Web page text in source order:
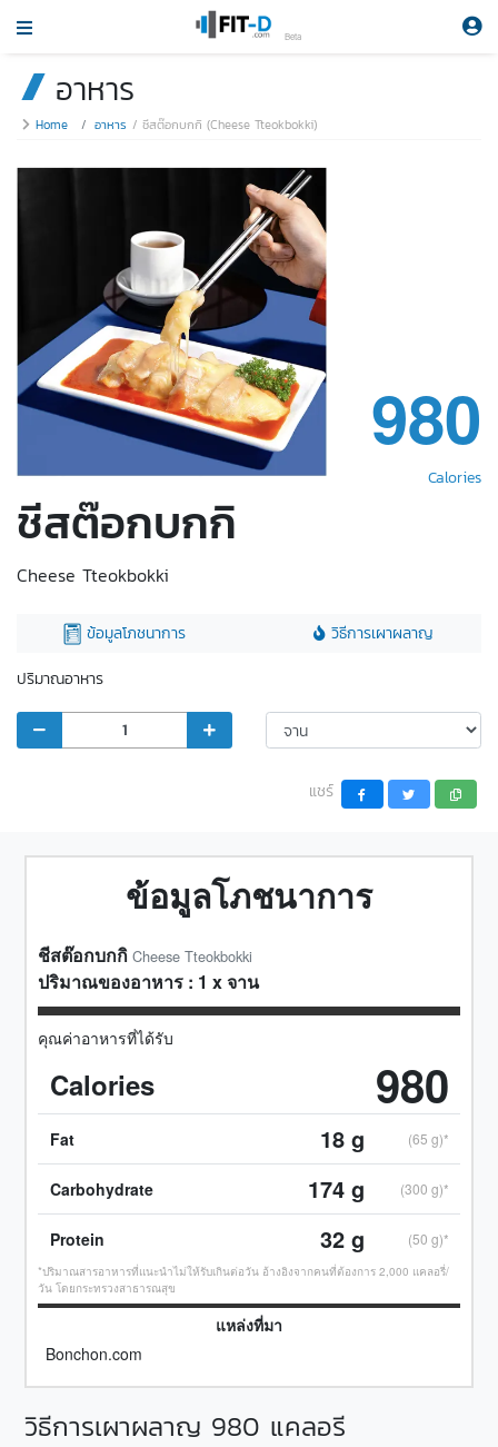
Beta
อาหาร
Home อาหาร ชีสต๊อกบกกิ (Cheese Tteokbokki)
980
Calories
ชีสต๊อกบกกิ
Cheese Tteokbokki
ข้อมูลโภชนาการ
วิธีการเผาผลาญ
ปริมาณอาหาร
แชร์
วิธีการเผาผลาญ 980 แคลอรี
ข้อมูลโภชนาการ
ชีสต๊อกบกกิ Cheese Tteokbokki
ปริมาณของอาหาร : 1 xจาน
คุณค่าอาหารที่ได้รับ
Calories 980
Fat 18g (65 g)*
Carbohydrate 174g (300 g)*
Protein 32g (50 g)*
*ปริมาณสารอาหารที่แนะนำไม่ให้รับเกินต่อวัน อ้างอิงจากคนที่ต้องการ 2,000 แคลอรี่/
วัน โดยกระทรวงสาธารณสุข
แหล่งที่มา
Bonchon.com